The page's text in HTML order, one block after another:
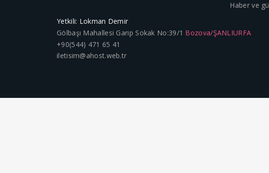
Haber ve
Yetkili: Lokman Demir
Gölbaşı Mahallesi Garip Sokak No:39/1 Bozova/ŞANLIURFA
+90(544) 471 65 41
iletisim@ahost.web.tr